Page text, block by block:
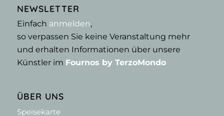
NEWSLETTER
Einfach anmelden,
so verpassen Sie keine Veranstaltung mehr
und erhalten Informationen über unsere
Künstler im Fournos by TerzoMondo
ÜBER UNS
Speisekarte